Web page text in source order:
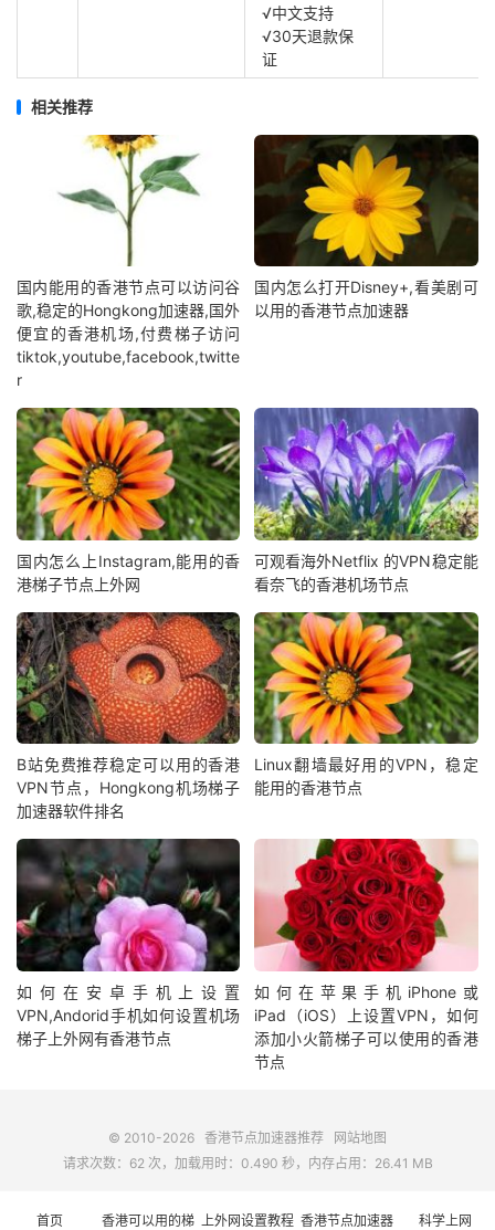
√中文支持
√30天退款保
证
相关推荐
国内能用的香港节点可以访问谷
歌,稳定的Hongkong加速器,国外
便宜的香港机场,付费梯子访问
tiktok,youtube,facebook,twitte
r
国内怎么打开Disney+,看美剧可
以用的香港节点加速器
国内怎么上Instagram,能用的香
港梯子节点上外网
可观看海外Netflix 的VPN稳定能
看奈飞的香港机场节点
B站免费推荐稳定可以用的香港
VPN节点，Hongkong机场梯子
加速器软件排名
Linux翻墙最好用的VPN，稳定
能用的香港节点
如何在安卓手机上设置
VPN,Andorid手机如何设置机场
梯子上外网有香港节点
如何在苹果手机iPhone或
iPad（iOS）上设置VPN，如何
添加小火箭梯子可以使用的香港
节点
© 2010-2026 香港节点加速器推荐
网站地图
请求次数：62 次，加载用时：0.490 秒，内存占用：26.41 MB
首页 香港可以用的梯 上外网设置教程 香港节点加速器 科学上网